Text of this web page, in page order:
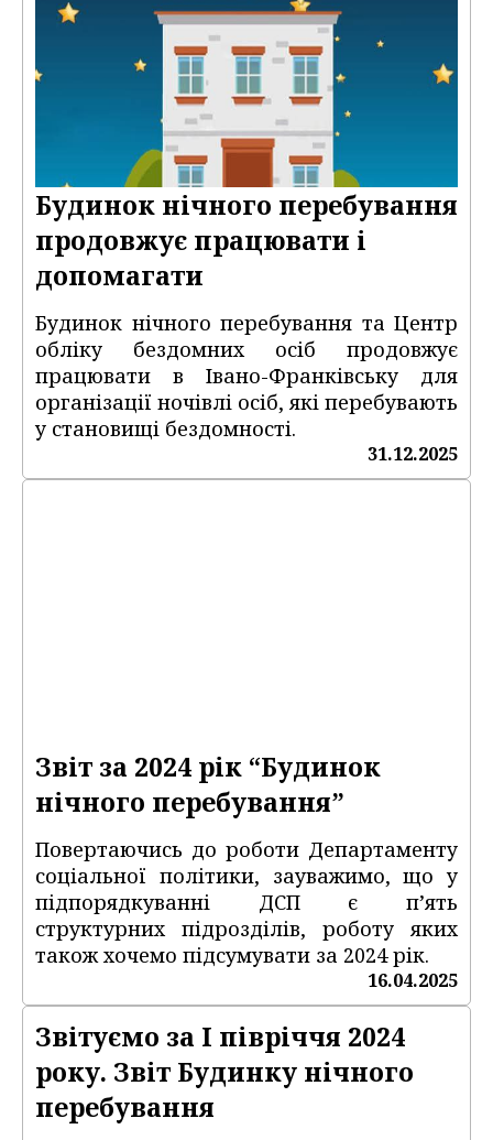
Будинок нічного перебування
продовжує працювати і
допомагати
Будинок нічного перебування та Центр
обліку бездомних осіб продовжує
працювати в Івано-Франківську для
організації ночівлі осіб, які перебувають
у становищі бездомності.
31.12.2025
Звіт за 2024 рік “Будинок
нічного перебування”
Повертаючись до роботи Департаменту
соціальної політики, зауважимо, що у
підпорядкуванні ДСП є п’ять
структурних підрозділів, роботу яких
також хочемо підсумувати за 2024 рік.
16.04.2025
Звітуємо за І півріччя 2024
року. Звіт Будинку нічного
перебування